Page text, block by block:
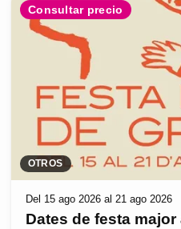
Consultar precio
OTROS
Del 15 ago 2026 al 21 ago 2026
Dates de festa